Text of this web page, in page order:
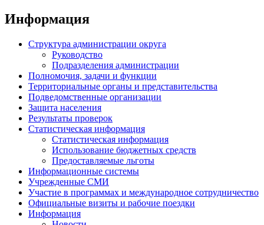
Информация
Структура администрации округа
Руководство
Подразделения администрации
Полномочия, задачи и функции
Территориальные органы и представительства
Подведомственные организации
Защита населения
Результаты проверок
Статистическая информация
Статистическая информация
Использование бюджетных средств
Предоставляемые льготы
Информационные системы
Учрежденные СМИ
Участие в программах и международное сотрудничество
Официальные визиты и рабочие поездки
Информация